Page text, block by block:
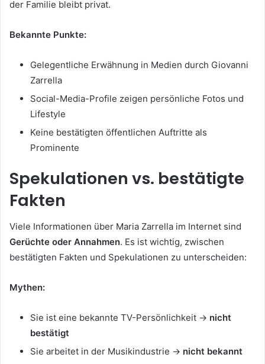
der Familie bleibt privat.
Bekannte Punkte:
Gelegentliche Erwähnung in Medien durch Giovanni
Zarrella
Social-Media-Profile zeigen persönliche Fotos und
Lifestyle
Keine bestätigten öffentlichen Auftritte als
Prominente
Spekulationen vs. bestätigte
Fakten
Viele Informationen über Maria Zarrella im Internet sind
Gerüchte oder Annahmen. Es ist wichtig, zwischen
bestätigten Fakten und Spekulationen zu unterscheiden:
Mythen:
Sie ist eine bekannte TV-Persönlichkeit → nicht
bestätigt
Sie arbeitet in der Musikindustrie → nicht bekannt